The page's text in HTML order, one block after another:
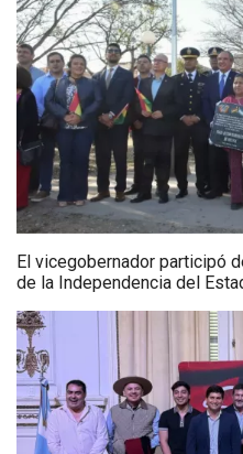
El vicegobernador participó
de la Independencia del